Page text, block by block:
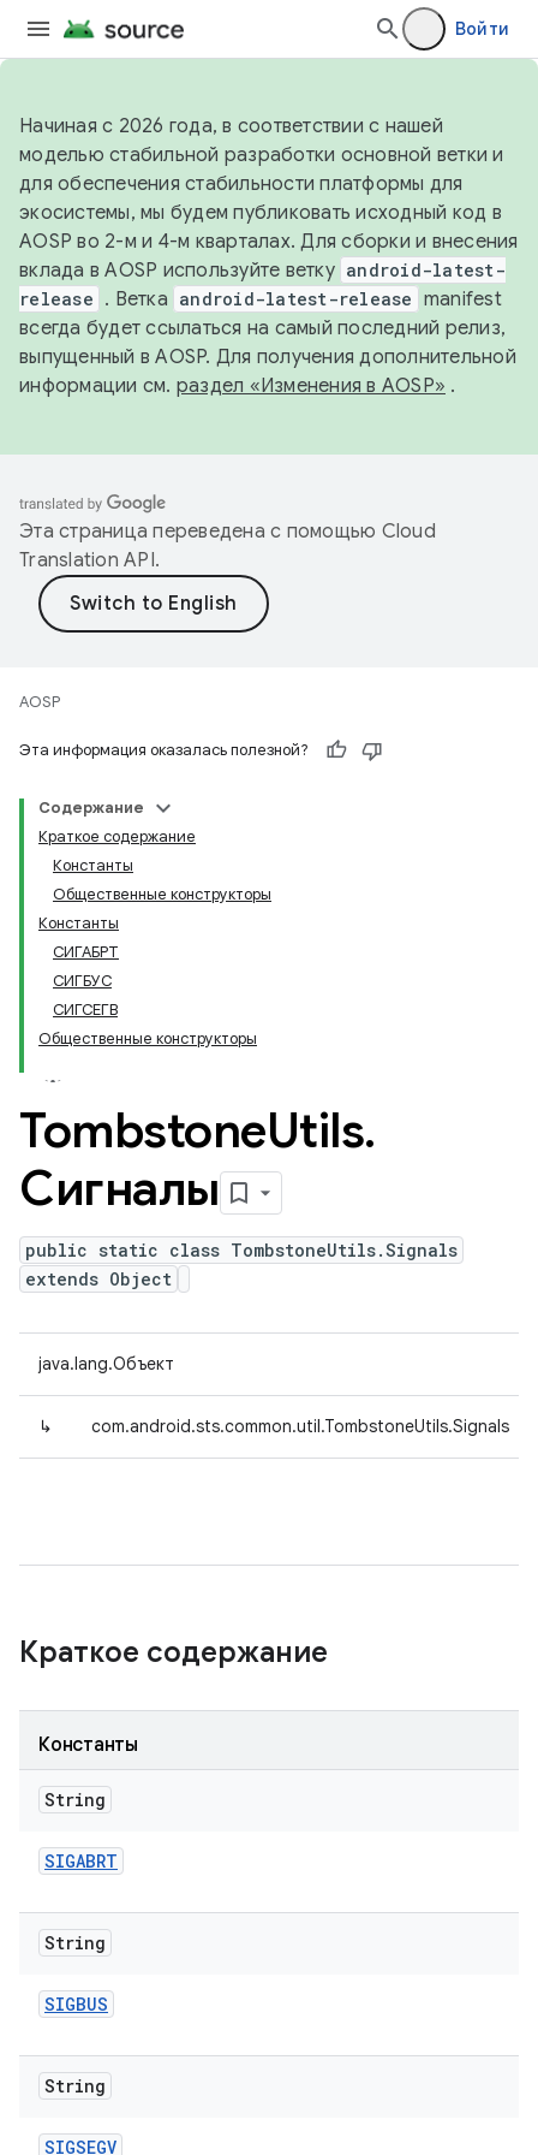
Войти
Начиная с 2026 года, в соответствии с нашей
моделью стабильной разработки основной ветки и
для обеспечения стабильности платформы для
экосистемы, мы будем публиковать исходный код в
AOSP во 2-м и 4-м кварталах. Для сборки и внесения
вклада в AOSP используйте ветку android-latest-
release . Ветка android-latest-release manifest
всегда будет ссылаться на самый последний релиз,
выпущенный в AOSP. Для получения дополнительной
информации см. раздел «Изменения в AOSP» .
Эта страница переведена с помощью Cloud
Translation API.
AOSP
Эта информация оказалась полезной?
Содержание
Краткое содержание
Константы
Общественные конструкторы
Константы
СИГАБРТ
СИГБУС
СИГСЕГВ
Общественные конструкторы
TombstoneUtils.
Сигналы
public static class TombstoneUtils.Signals
extends Object
java.lang.Объект
↳ com.android.sts.common.util.TombstoneUtils.Signals
Краткое содержание
Константы
String
SIGABRT
String
SIGBUS
String
SIGSEGV